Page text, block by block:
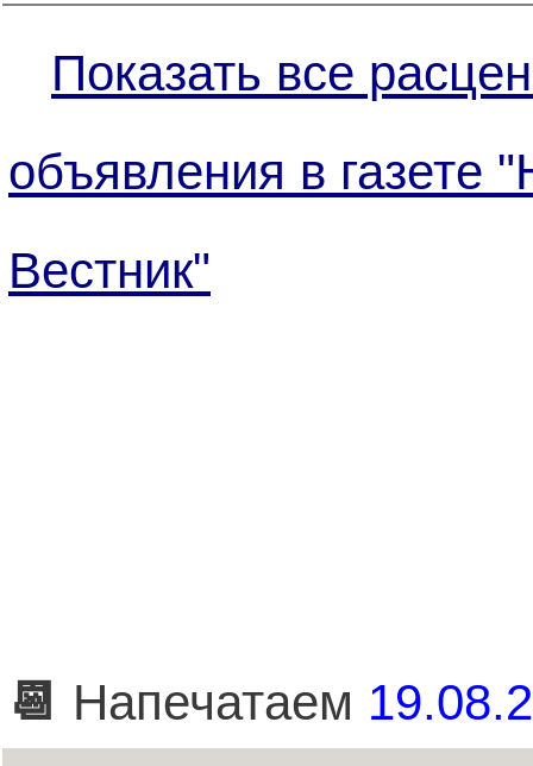
Показать все
объявления в газете
Вестник"
📆 Напечатаем